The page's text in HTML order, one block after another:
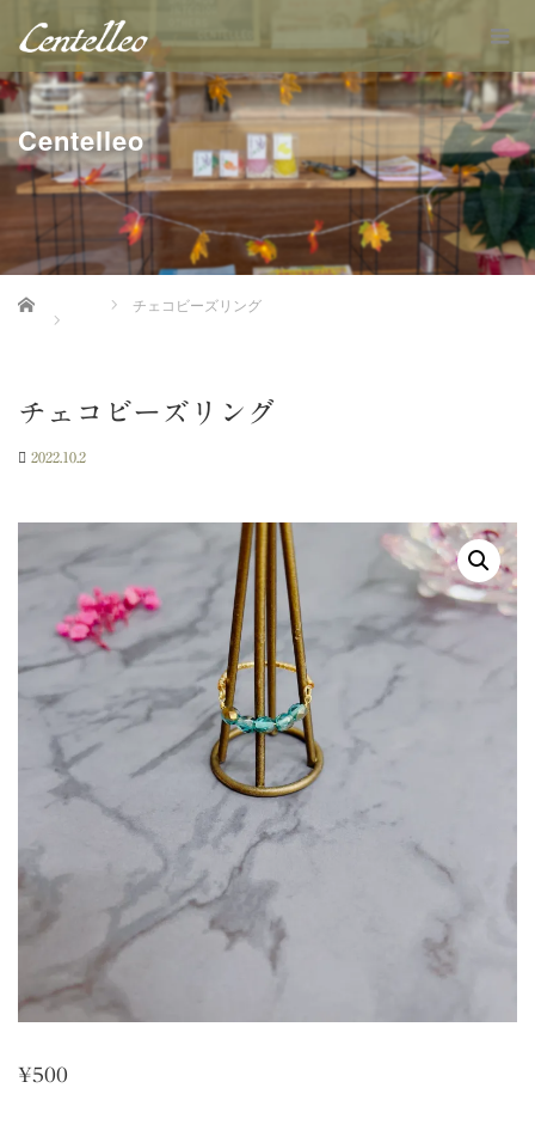
Centelleo
Home チェコビーズリング
チェコビーズリング
2022.10.2
¥500